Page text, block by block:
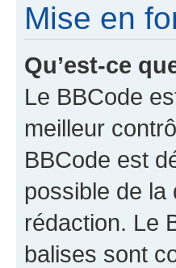
Mise en
Qu’est-ce
Le BBCode
meilleur
BBCode est
possible de
rédaction. Le
balises sont